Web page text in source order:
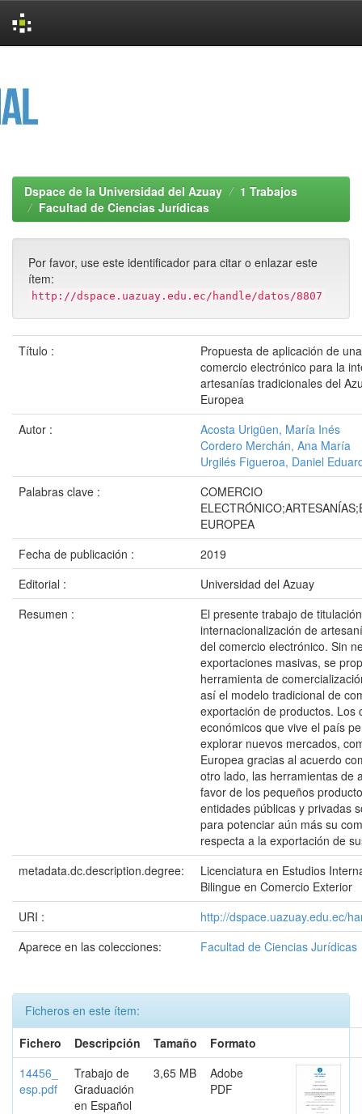
Dspace de la Universidad del Azuay
1 Trabajos
Facultad de Ciencias Jurídicas
Por favor, use este identificador para citar o enlazar este
ítem:
http://dspace.uazuay.edu.ec/handle/datos/8807
Título :
Propuesta de aplicación de
comercio electrónico para la
artesanías tradicionales del
Europea
Autor :
Acosta Urigüen, María Inés
Cordero Merchán, Ana María
Urgilés Figueroa, Daniel
Palabras clave :
COMERCIO
EUROPEA
Fecha de publicación :
2019
Editorial :
Universidad del Azuay
Resumen :
El presente trabajo de
internacionalización de
del comercio electrónico. Sin
exportaciones masivas, se
herramienta de
así el modelo tradicional de
exportación de productos. Los
económicos que vive el país
explorar nuevos mercados,
Europea gracias al acuerdo
otro lado, las herramientas de
favor de los pequeños
entidades públicas y privadas
para potenciar aún más su
respecta a la exportación de
metadata.dc.description.degree:
Licenciatura en Estudios
Bilingue en Comercio Exterior
URI :
http://dspace.uazuay.edu.ec/
Aparece en las colecciones:
Facultad de Ciencias Jurídicas
Ficheros en este ítem:
Fichero
Descripción Tamaño
Formato
14456_
esp.pdf
Trabajo de
Graduación
en Español
3,65 MB
Adobe
PDF